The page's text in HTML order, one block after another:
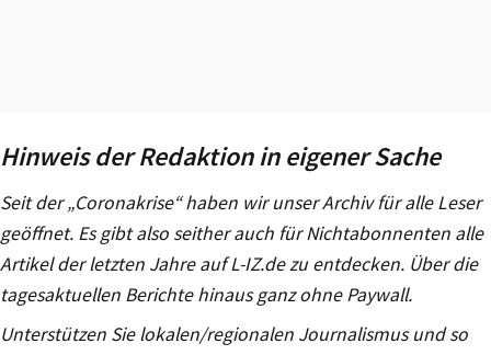
Hinweis der Redaktion in eigener Sache
Seit der „Coronakrise“ haben wir unser Archiv für alle Leser
geöffnet. Es gibt also seither auch für Nichtabonnenten alle
Artikel der letzten Jahre auf L-IZ.de zu entdecken. Über die
tagesaktuellen Berichte hinaus ganz ohne Paywall.
Unterstützen Sie lokalen/regionalen Journalismus und so